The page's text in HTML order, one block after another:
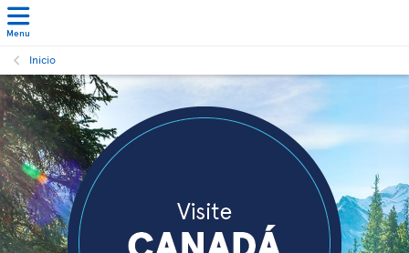
Menu
Inicio